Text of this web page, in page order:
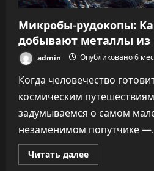
Микробы-рудокопы:
добывают металлы из
admin Опубликовано 6
Когда человечество
космическим
задумываемся о самом
незаменимом попутчике
Читать далееПрочитать
больше